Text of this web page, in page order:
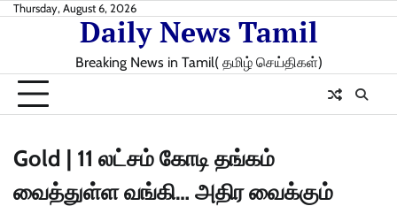
SkipThursday, August 6, 2026
Daily News Tamil
Breaking News in Tamil( தமிழ் செய்திகள்)
Gold | 11 லட்சம் கோடி தங்கம்
வைத்துள்ள வங்கி… அதிர வைக்கும்